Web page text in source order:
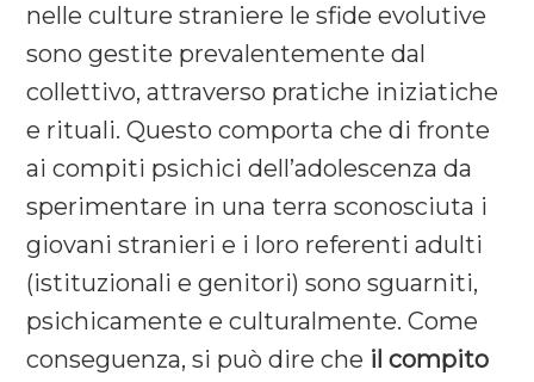
nelle culture straniere le sfide evolutive
sono gestite prevalentemente dal
collettivo, attraverso pratiche iniziatiche
e rituali. Questo comporta che di fronte
ai compiti psichici dell’adolescenza da
sperimentare in una terra sconosciuta i
giovani stranieri e i loro referenti adulti
(istituzionali e genitori) sono sguarniti,
psichicamente e culturalmente. Come
conseguenza, si può dire che il compito